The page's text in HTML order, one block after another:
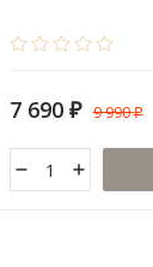
7 690 ₽ 9 990₽